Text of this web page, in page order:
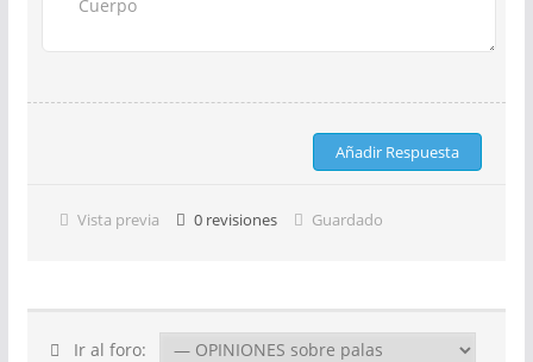
Vista previa 0 revisiones Guardado
Ir al foro: